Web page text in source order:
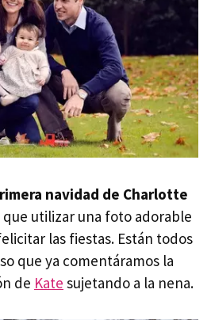
navidad de Charlotte
utilizar una foto adorable
las fiestas. Están todos
que ya comentáramos la
de Kate sujetando a la nena.